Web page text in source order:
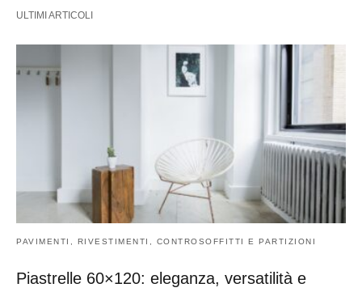
ULTIMI ARTICOLI
PAVIMENTI, RIVESTIMENTI, CONTROSOFFITTI E PARTIZIONI
Piastrelle 60×120: eleganza, versatilità e